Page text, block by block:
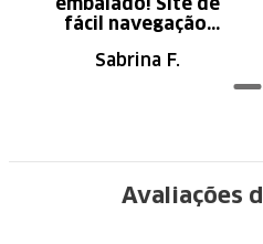
embalado! Site de
fácil navegação.
Sabrina F.
Avaliações